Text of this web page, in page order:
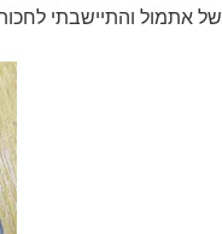
של אתמול והתיישבתי